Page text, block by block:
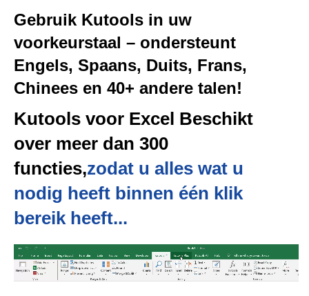
Gebruik Kutools in uw
voorkeurstaal – ondersteunt
Engels, Spaans, Duits, Frans,
Chinees en 40+ andere talen!
Kutools voor Excel Beschikt
over meer dan 300
functies,zodat u alles wat u
nodig heeft binnen één klik
bereik heeft...